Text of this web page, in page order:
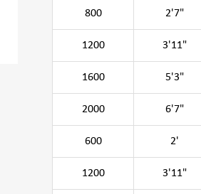
800 2'7"
1200 3'11"
1600 5'3"
2000 6'7"
600 2'
1200 3'11"